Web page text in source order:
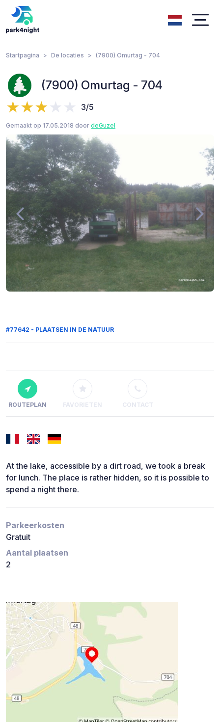
Startpagina De locaties (7900) Omurtag - 704
(7900) Omurtag - 704
3/5
Gemaakt op 17.05.2018 door deGuzel
#77642 - PLAATSEN IN DE NATUUR
ROUTEPLAN FAVORIETEN CONTACT
At the lake, accessible by a dirt road, we took a break
for lunch. The place is rather hidden, so it is possible to
spend a night there.
Parkeerkosten
Gratuit
Aantal plaatsen
2